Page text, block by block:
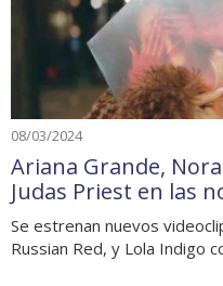
08/03/2024
Ariana Grande,
Judas Priest en las
Se estrenan nuevos
Russian Red, y Lola Indigo